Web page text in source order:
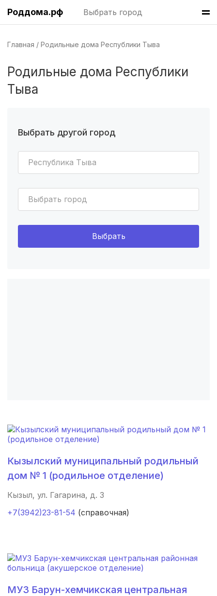
Роддома.рф Выбрать город
Главная Родильные дома Республики Тыва
Родильные дома Республики
Тыва
Выбрать другой город
Республика Тыва
Выбрать город
Выбрать
Кызылский муниципальный родильный
дом № 1 (родильное отделение)
Кызыл, ул. Гагарина, д. 3
+7(3942)23-81-54 (справочная)
МУЗ Барун-хемчикская центральная
Краснодар(7 роддомов)
Челябинск(7 роддомов)
Владивосток (6 роддомов)
Красноярск
Барнаул (6 роддомов)
Омск(6 роддомов)
Саратов (5 роддомов)
Томск(5 роддомов)
Тюмень(5 роддомов)
Киров(4 роддома)
Липецк(4 роддома)
Нижний Новгород (4 роддома)
Новокузнецк (4 роддома)
Смоленск(4 роддома)
Брянск (4 роддома)